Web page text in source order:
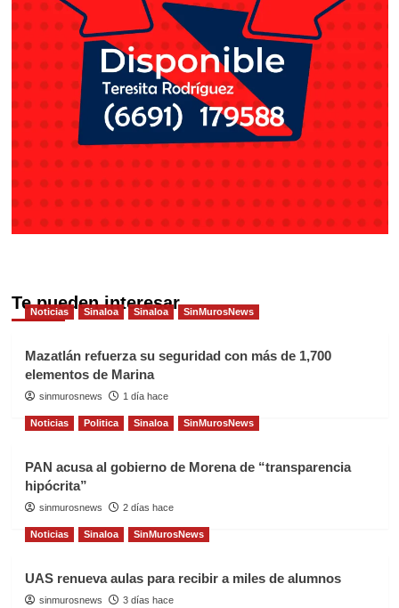
Te pueden interesar
Noticias Sinaloa Sinaloa SinMurosNews
Mazatlán refuerza su seguridad con más de 1,700
elementos de Marina
sinmurosnews 1 día hace
Noticias Politica Sinaloa SinMurosNews
PAN acusa al gobierno de Morena de “transparencia
hipócrita”
sinmurosnews 2 días hace
Noticias Sinaloa SinMurosNews
UAS renueva aulas para recibir a miles de alumnos
sinmurosnews 3 días hace